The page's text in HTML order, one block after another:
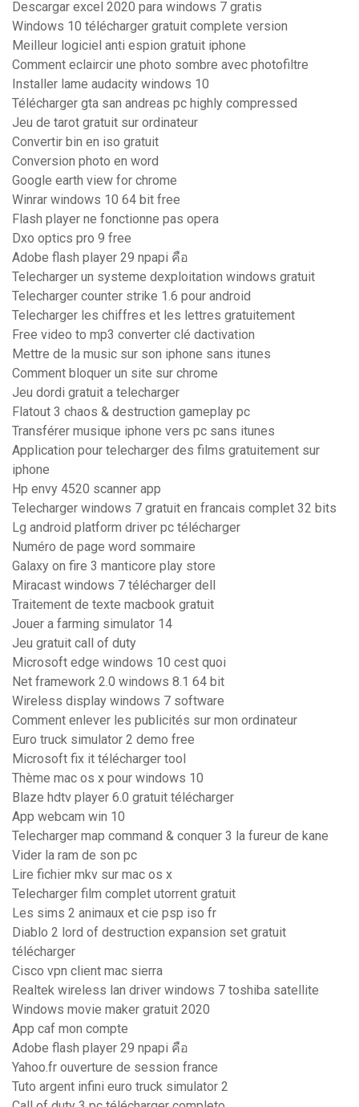
Descargar excel 2020 para windows 7 gratis
Windows 10 télécharger gratuit complete version
Meilleur logiciel anti espion gratuit iphone
Comment eclaircir une photo sombre avec photofiltre
Installer lame audacity windows 10
Télécharger gta san andreas pc highly compressed
Jeu de tarot gratuit sur ordinateur
Convertir bin en iso gratuit
Conversion photo en word
Google earth view for chrome
Winrar windows 10 64 bit free
Flash player ne fonctionne pas opera
Dxo optics pro 9 free
Adobe flash player 29 npapi คือ
Telecharger un systeme dexploitation windows gratuit
Telecharger counter strike 1.6 pour android
Telecharger les chiffres et les lettres gratuitement
Free video to mp3 converter clé dactivation
Mettre de la music sur son iphone sans itunes
Comment bloquer un site sur chrome
Jeu dordi gratuit a telecharger
Flatout 3 chaos & destruction gameplay pc
Transférer musique iphone vers pc sans itunes
Application pour telecharger des films gratuitement sur
iphone
Hp envy 4520 scanner app
Telecharger windows 7 gratuit en francais complet 32 bits
Lg android platform driver pc télécharger
Numéro de page word sommaire
Galaxy on fire 3 manticore play store
Miracast windows 7 télécharger dell
Traitement de texte macbook gratuit
Jouer a farming simulator 14
Jeu gratuit call of duty
Microsoft edge windows 10 cest quoi
Net framework 2.0 windows 8.1 64 bit
Wireless display windows 7 software
Comment enlever les publicités sur mon ordinateur
Euro truck simulator 2 demo free
Microsoft fix it télécharger tool
Thème mac os x pour windows 10
Blaze hdtv player 6.0 gratuit télécharger
App webcam win 10
Telecharger map command & conquer 3 la fureur de kane
Vider la ram de son pc
Lire fichier mkv sur mac os x
Telecharger film complet utorrent gratuit
Les sims 2 animaux et cie psp iso fr
Diablo 2 lord of destruction expansion set gratuit
télécharger
Cisco vpn client mac sierra
Realtek wireless lan driver windows 7 toshiba satellite
Windows movie maker gratuit 2020
App caf mon compte
Adobe flash player 29 npapi คือ
Yahoo.fr ouverture de session france
Tuto argent infini euro truck simulator 2